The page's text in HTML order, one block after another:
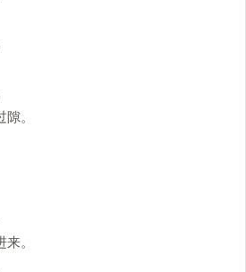
。
。